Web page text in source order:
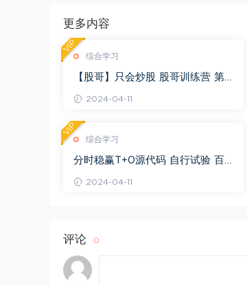
更多内容
综合学习
【股哥】只会炒股 股哥训练营 第
2024-04-11
VIP
综合学习
分时稳赢T+0源代码 自行试验 百
2024-04-11
VIP
评论 0